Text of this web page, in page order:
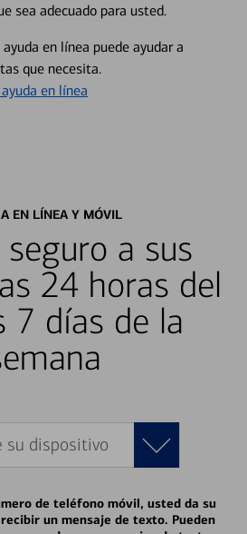
sea adecuado para usted.
en línea puede ayudar a
que necesita.
en línea
EN LÍNEA Y MÓVIL
a sus
24 horas del
7 días de la
su dispositivo
de teléfono móvil, usted da su
un mensaje de texto. Pueden